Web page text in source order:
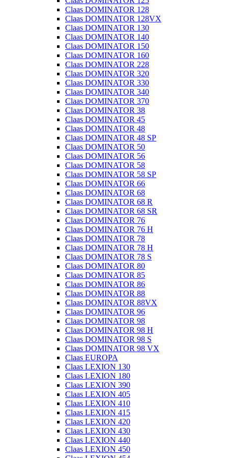
Claas DOMINATOR 128
Claas DOMINATOR 128VX
Claas DOMINATOR 130
Claas DOMINATOR 140
Claas DOMINATOR 150
Claas DOMINATOR 160
Claas DOMINATOR 228
Claas DOMINATOR 320
Claas DOMINATOR 330
Claas DOMINATOR 340
Claas DOMINATOR 370
Claas DOMINATOR 38
Claas DOMINATOR 45
Claas DOMINATOR 48
Claas DOMINATOR 48 SP
Claas DOMINATOR 50
Claas DOMINATOR 56
Claas DOMINATOR 58
Claas DOMINATOR 58 SP
Claas DOMINATOR 66
Claas DOMINATOR 68
Claas DOMINATOR 68 R
Claas DOMINATOR 68 SR
Claas DOMINATOR 76
Claas DOMINATOR 76 H
Claas DOMINATOR 78
Claas DOMINATOR 78 H
Claas DOMINATOR 78 S
Claas DOMINATOR 80
Claas DOMINATOR 85
Claas DOMINATOR 86
Claas DOMINATOR 88
Claas DOMINATOR 88VX
Claas DOMINATOR 96
Claas DOMINATOR 98
Claas DOMINATOR 98 H
Claas DOMINATOR 98 S
Claas DOMINATOR 98 VX
Claas EUROPA
Claas LEXION 130
Claas LEXION 180
Claas LEXION 390
Claas LEXION 405
Claas LEXION 410
Claas LEXION 415
Claas LEXION 420
Claas LEXION 430
Claas LEXION 440
Claas LEXION 450